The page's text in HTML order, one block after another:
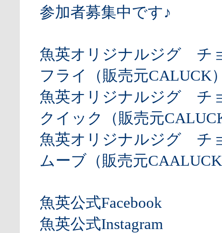
参加者募集中です♪
魚英オリジナルジグ チ
フライ（販売元CALUCK
魚英オリジナルジグ チ
クイック（販売元
魚英オリジナルジグ チ
ムーブ（販売元
魚英公式Facebook
魚英公式Instagram